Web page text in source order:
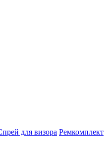
для визора Ремкомплект